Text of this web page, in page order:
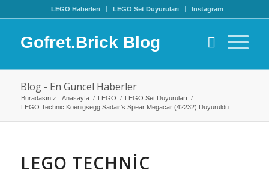
LEGO Haberleri LEGO Set Duyuruları Instagram
Gofret.Brick Blog
Blog - En Güncel Haberler
Buradasınız: Anasayfa / LEGO / LEGO Set Duyuruları /
LEGO Technic Koenigsegg Sadair’s Spear Megacar (42232) Duyuruldu
LEGO TECHNIC